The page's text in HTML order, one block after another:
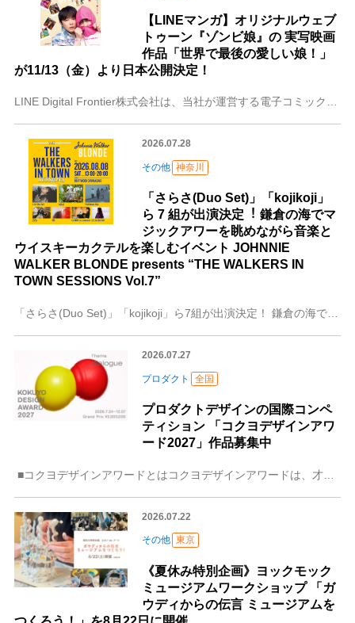
【LINEマンガ】オリジナルウェブ
トゥーン『ゾンビ娘』の 実写映画
作品「世界で最後の愛しい娘！」
が11/13（金）より日本公開決定！
LINE Digital Frontier株式会社は、当社が運営する電子コミックサービス「LINEマンガ」のオリジナルウェブトゥーン作品『ゾンビ娘』を原作とした
2026.07.28
その他 神奈川
「さらさ(Duo Set)」「kojikoji」
ら 7 組が出演決定︕ 鎌倉の海でマ
ジックアワーを眺めながら⾳楽と
ウイスキーカクテルを楽しむイベント JOHNNIE
WALKER BLONDE presents “THE WALKERS IN
TOWN SESSIONS Vol.7”
「さらさ(Duo Set)」「kojikoji」ら7組が出演決定！ 鎌倉の海でマジックアワーを眺めながら音楽とウイスキーカクテルを楽しむイベント JOHNNIE
2026.07.27
プロダクト 全国
プロダクトデザインの国際コンペ
ティション 「コクヨデザインアワ
ード2027」作品募集中
■コクヨデザインアワードとはコクヨデザインアワードは、才能あるデザイナーの応援と共創を目的とするプロダクトデザインの国際コンペティションです。&nb
2026.07.22
その他 東京
《夏休み特別企画》ヨックモック
ミュージアムワークショップ 「ガ
ウディからの伝言 ミュージアムを